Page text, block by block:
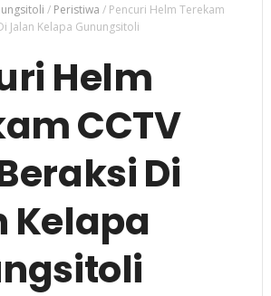
/ Peristiwa / Pencuri Helm Terekam
Jalan Kelapa Gunungsitoli
Helm
CCTV
Di
Kelapa